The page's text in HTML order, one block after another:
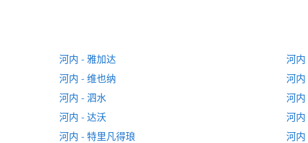
河内 - 雅加达
河内
河内 - 维也纳
河内
河内 - 泗水
河内
河内 - 达沃
河内
河内 - 特里凡得琅 河内